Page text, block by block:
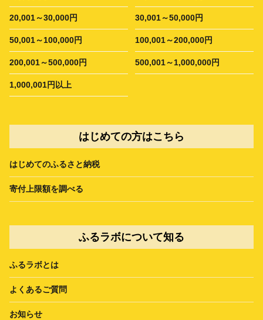
20,001～30,000円 30,001～50,000円
50,001～100,000円 100,001～200,000円
200,001～500,000円 500,001～1,000,000円
1,000,001円以上
はじめての方はこちら
はじめてのふるさと納税
寄付上限額を調べる
ふるラボについて知る
ふるラボとは
よくあるご質問
お知らせ